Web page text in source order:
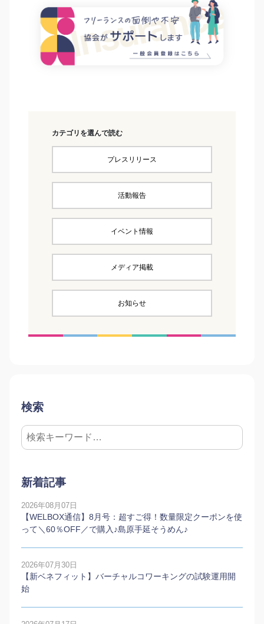
カテゴリを選んで読む
プレスリリース
活動報告
イベント情報
メディア掲載
お知らせ
検索
新着記事
2026年08月07日
【WELBOX通信】8月号：超すご得！数量限定クーポンを使
って＼60％OFF／で購入♪島原手延そうめん♪
2026年07月30日
【新ベネフィット】バーチャルコワーキングの試験運用開
始